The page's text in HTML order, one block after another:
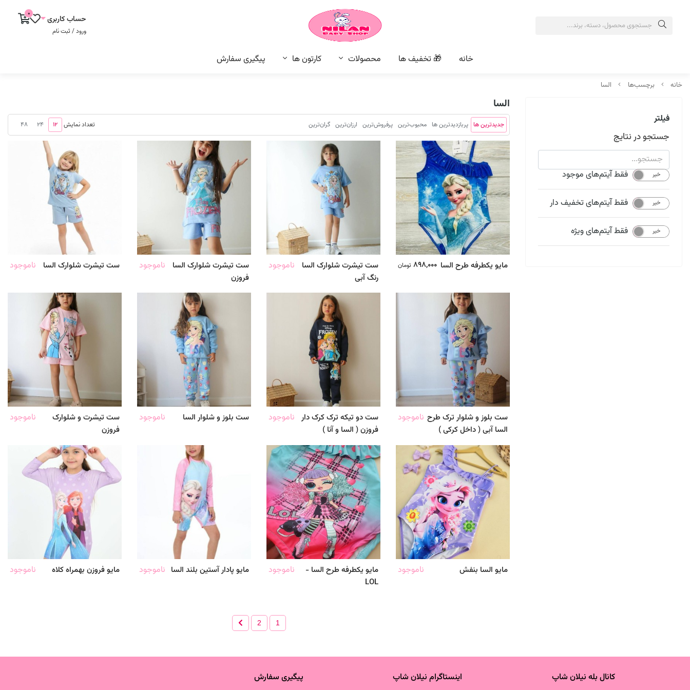
حساب کاربری
ورود / ثبت نام
0
خانه 🎁 تخفیف ها محصولات کارتون ها پیگیری سفارش
خانه برچسب‌ها السا
فیلتر
جستجو در نتایج
بله خیر فقط آیتم‌های موجود
بله خیر فقط آیتم‌های تخفیف دار
بله خیر فقط آیتم‌های ویژه
السا
جدیدترین ها پربازدیدترین ها محبوب‌‌ترین پرفروش‌ترین ارزان‌ترین گران‌ترین تعداد نمایش 12
24
48
مایو یکطرفه طرح السا 898,000 تومان
ست تیشرت شلوارک السا
رنگ آبی
ناموجود
ست تیشرت شلوارک السا
فروزن
ناموجود ست تیشرت شلوارک السا ناموجود
ست بلوز و شلوار ترک طرح
السا آبی ( داخل کرکی )
ناموجود
ست دو تیکه ترک کرک دار
فروزن ( السا و آنا )
ناموجود ست بلوز و شلوار السا ناموجود
ست تیشرت و شلوارک
فروزن
ناموجود
مایو السا بنفش ناموجود
مایو یکطرفه طرح السا -
LOL
ناموجود مایو پادار آستین بلند السا ناموجود مایو فروزن بهمراه کلاه ناموجود
1
2
کانال بله نیلان شاپ اینستاگرام نیلان شاپ پیگیری سفارش